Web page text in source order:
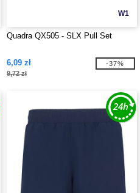
W1
Quadra QX505 - SLX Pull Set
6,09 zł
9,72 zł
-37%